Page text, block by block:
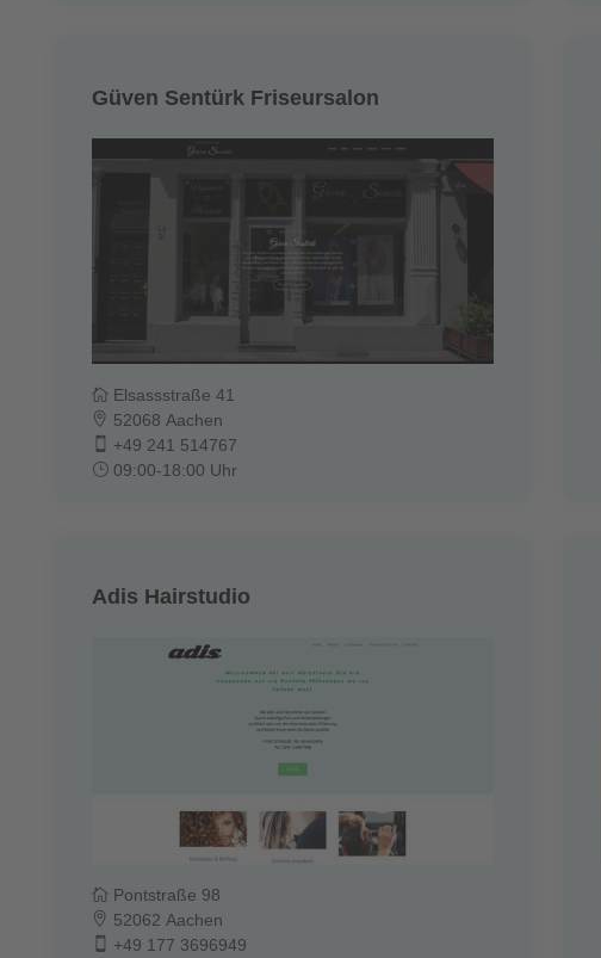
Güven Sentürk Friseursalon
Elsassstraße 41
52068 Aachen
+49 241 514767
09:00-18:00 Uhr
Adis Hairstudio
Pontstraße 98
52062 Aachen
+49 177 3696949